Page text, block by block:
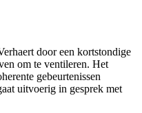
door een kortstondige
om te ventileren. Het
gebeurtenissen
uitvoerig in gesprek met